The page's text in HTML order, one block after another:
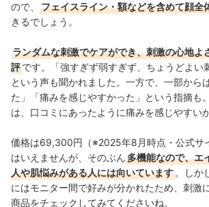
ので、
フェイスライン・額などを含めて顔全
きるでしょう。
ランダムな刺激でケアができ、刺激の心地よ
評です。「強すぎず弱すぎず、ちょうどよい
という声も聞かれました。一方で、一部から
た」「痛みを感じやすかった」という指摘も
は、口コミにあったように痛みを感じやすい
価格は69,300円（※2025年8月時点・公式サ
はいえませんが、そのぶん多機能なので、エ
人や肌悩みがある人には向いています 。しか
にはモニター間で好みが分かれたため、刺激
商品をチェックしてみてくださいね。